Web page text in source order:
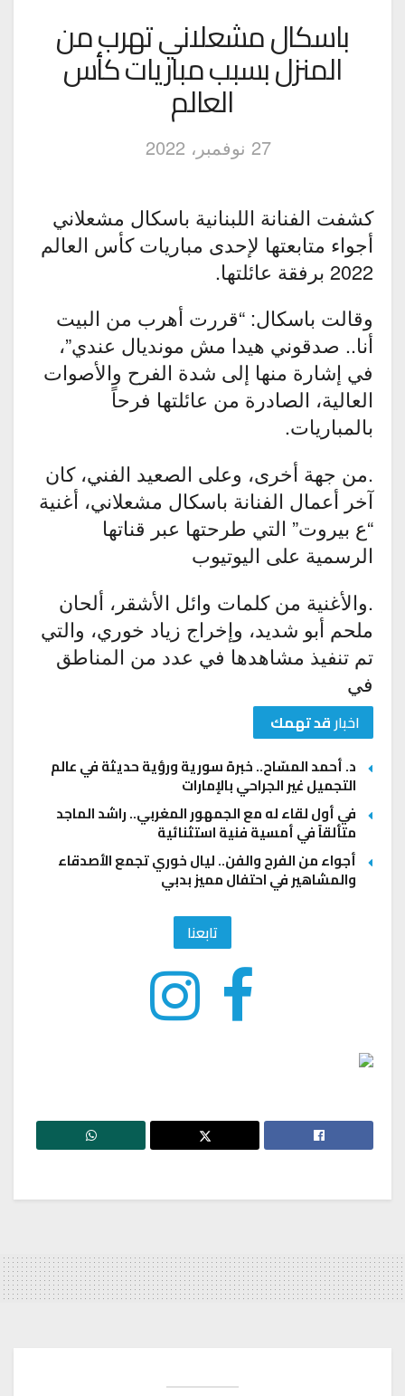
باسكال مشعلاني تهرب من
المنزل بسبب مباريات كأس
العالم
27 نوفمبر، 2022
كشفت الفنانة اللبنانية باسكال مشعلاني
أجواء متابعتها لإحدى مباريات كأس العالم
2022 برفقة عائلتها.
وقالت باسكال: “قررت أهرب من البيت
أنا.. صدقوني هيدا مش مونديال عندي”،
في إشارة منها إلى شدة الفرح والأصوات
العالية، الصادرة من عائلتها فرحاً
بالمباريات.
.من جهة أخرى، وعلى الصعيد الفني، كان
آخر أعمال الفنانة باسكال مشعلاني، أغنية
“ع بيروت” التي طرحتها عبر قناتها
الرسمية على اليوتيوب
.والأغنية من كلمات وائل الأشقر، ألحان
ملحم أبو شديد، وإخراج زياد خوري، والتي
تم تنفيذ مشاهدها في عدد من المناطق
في
اخبارقد تهمك
د. أحمد المسّاح.. خبرة سورية ورؤية حديثة في عالم
التجميل غير الجراحي بالإمارات
في أول لقاء له مع الجمهور المغربي.. راشد الماجد
متألقاً في أمسية فنية استثنائية
أجواء من الفرح والفن.. ليال خوري تجمع الأصدقاء
والمشاهير في احتفال مميز بدبي
تابعنا